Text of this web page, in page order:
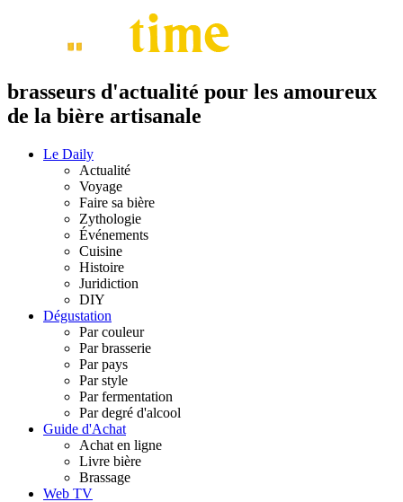
brasseurs d'actualité pour les amoureux
de la bière artisanale
Le Daily
Actualité
Voyage
Faire sa bière
Zythologie
Événements
Cuisine
Histoire
Juridiction
DIY
Dégustation
Par couleur
Par brasserie
Par pays
Par style
Par fermentation
Par degré d'alcool
Guide d'Achat
Achat en ligne
Livre bière
Brassage
Web TV